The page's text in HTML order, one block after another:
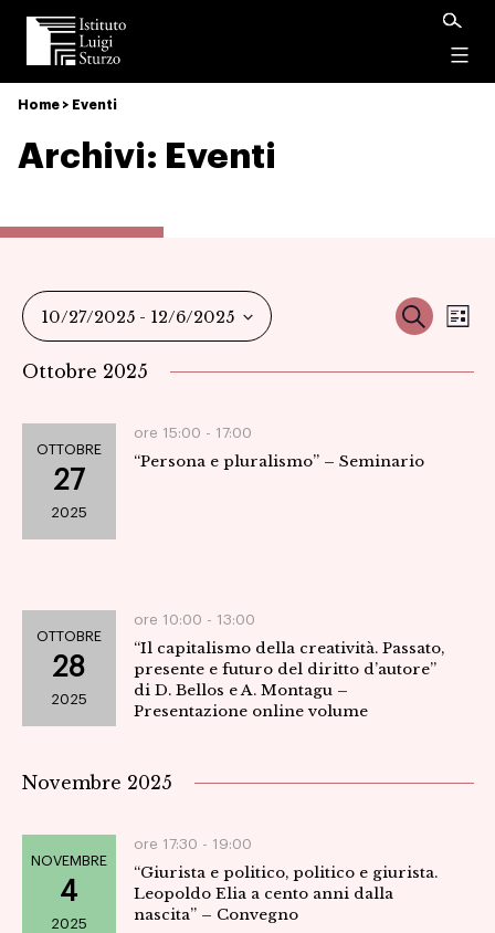
Istituto
Luigi
Sturzo
Home > Eventi
Archivi: Eventi
Cerca
10/27/2025 - 12/6/2025
la
Ottobre 2025
OTTOBRE
27
2025
ore 15:00 - 17:00
“Persona e pluralismo” – Seminario
OTTOBRE
28
2025
ore 10:00 - 13:00
“Il capitalismo della creatività. Passato,
presente e futuro del diritto d’autore”
di D. Bellos e A. Montagu –
Presentazione online volume
Novembre 2025
NOVEMBRE
4
2025
ore 17:30 - 19:00
“Giurista e politico, politico e giurista.
Leopoldo Elia a cento anni dalla
nascita” – Convegno